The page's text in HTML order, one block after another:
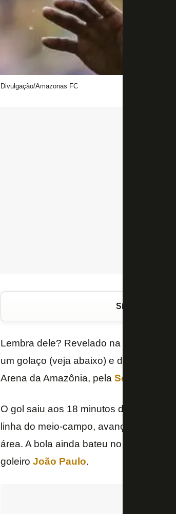
Divulgação/Amazonas FC
Siga o
Lembra dele? Revelado na
um golaço (veja abaixo) e decretando a
Arena da Amazônia, pela Série B do
O gol saiu aos 18 minutos do primeiro
linha do meio-campo, avançar com
área. A bola ainda bateu no travessão
goleiro João Paulo.